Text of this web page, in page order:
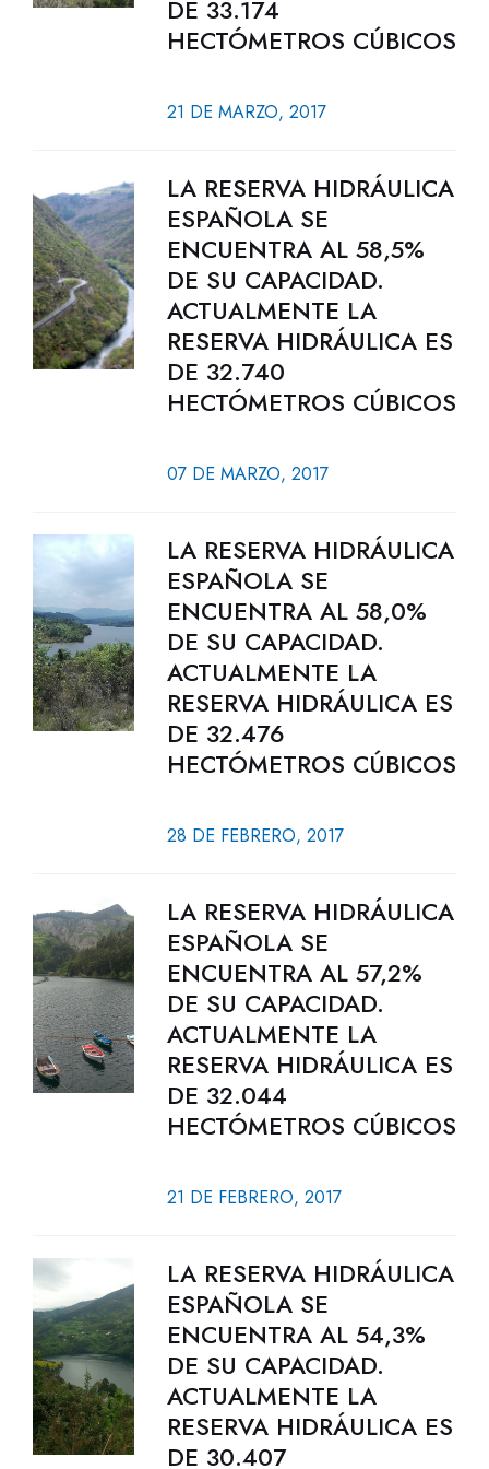
DE 33.174
HECTÓMETROS CÚBICOS
21 DE MARZO, 2017
LA RESERVA HIDRÁULICA
ESPAÑOLA SE
ENCUENTRA AL 58,5%
DE SU CAPACIDAD.
ACTUALMENTE LA
RESERVA HIDRÁULICA ES
DE 32.740
HECTÓMETROS CÚBICOS
07 DE MARZO, 2017
LA RESERVA HIDRÁULICA
ESPAÑOLA SE
ENCUENTRA AL 58,0%
DE SU CAPACIDAD.
ACTUALMENTE LA
RESERVA HIDRÁULICA ES
DE 32.476
HECTÓMETROS CÚBICOS
28 DE FEBRERO, 2017
LA RESERVA HIDRÁULICA
ESPAÑOLA SE
ENCUENTRA AL 57,2%
DE SU CAPACIDAD.
ACTUALMENTE LA
RESERVA HIDRÁULICA ES
DE 32.044
HECTÓMETROS CÚBICOS
21 DE FEBRERO, 2017
LA RESERVA HIDRÁULICA
ESPAÑOLA SE
ENCUENTRA AL 54,3%
DE SU CAPACIDAD.
ACTUALMENTE LA
RESERVA HIDRÁULICA ES
DE 30.407